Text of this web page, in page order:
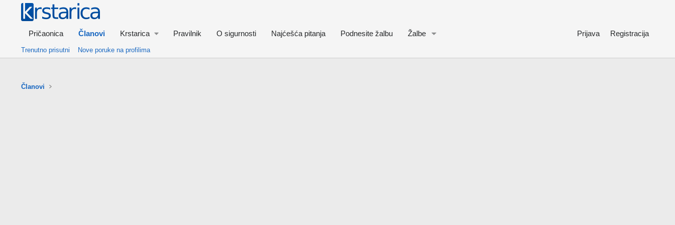
Pričaonica Članovi Krstarica Pravilnik O sigurnosti Najćešća pitanja Podnesite žalbu Žalbe Prijava Registracija
Trenutno prisutni Nove poruke na profilima
Članovi